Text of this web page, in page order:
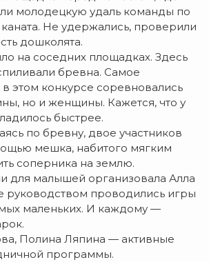
молодецкую удаль команды по
Не удержались, проверили
дошколята.
на соседних площадках. Здесь
бревна. Самое
в этом конкурсе соревновались
но и женщины. Кажется, что у
быстрее.
по бревну, двое участников
мешка, набитого мягким
соперника на землю.
для малышей организовала Алла
руководством проводились игры
маленьких. И каждому —
Полина Ляпина — активные
программы.